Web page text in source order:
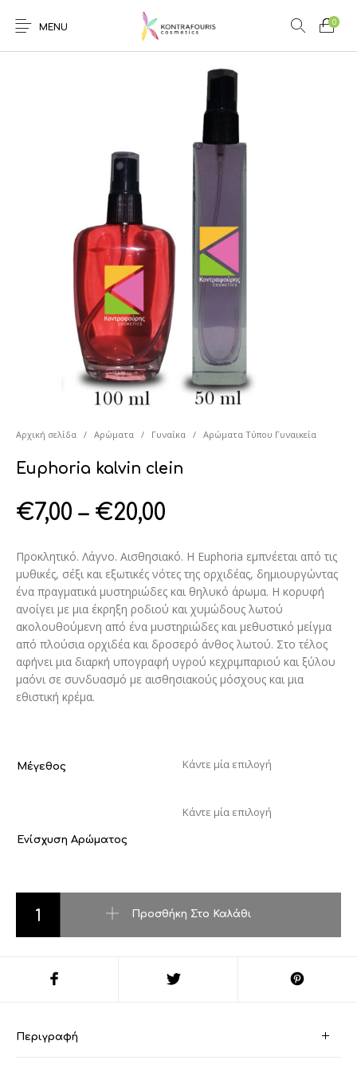
MENU
0
Αρχική σελίδα / Αρώματα / Γυναίκα / Αρώματα Τύπου Γυναικεία
Euphoria kalvin clein
€7,00 – €20,00
Προκλητικό. Λάγνο. Αισθησιακό. Η Euphoria εμπνέεται από τις
μυθικές, σέξι και εξωτικές νότες της ορχιδέας, δημιουργώντας
ένα πραγματικά μυστηριώδες και θηλυκό άρωμα. Η κορυφή
ανοίγει με μια έκρηξη ροδιού και χυμώδους λωτού
ακολουθούμενη από ένα μυστηριώδες και μεθυστικό μείγμα
από πλούσια ορχιδέα και δροσερό άνθος λωτού. Στο τέλος
αφήνει μια διαρκή υπογραφή υγρού κεχριμπαριού και ξύλου
μαόνι σε συνδυασμό με αισθησιακούς μόσχους και μια
εθιστική κρέμα.
Μέγεθος
Ενίσχυση Αρώματος
Προσθήκη Στο Καλάθι
Περιγραφή